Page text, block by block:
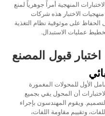
المنهجية أمراً جوهرياً لمنع
الاختبار هذه شركات
الحفاظ على موثوقية نظام التغذية
عمليات الاستبدال.
قبول المصنع
الأول للمحولات المغمورة
أن المحول يفي بجميع
ويقوم المهندسون بإجراء
وتقييم مقاومة اللفات،